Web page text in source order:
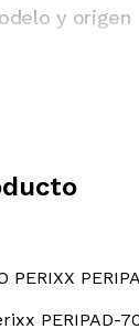
y origen
PERIXX